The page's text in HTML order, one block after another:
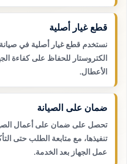
قطع غيار أصلية
نستخدم قطع غيار أصلية في
الكتروستار للحفاظ على كفاءة
الأعطال.
ضمان على الصيانة
تحصل على ضمان على أعمال
تنفيذها، مع متابعة الطلب حتى
عمل الجهاز بعد الخدمة.